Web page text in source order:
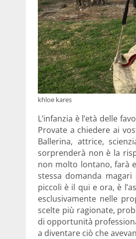
khloe kares
L’infanzia è l’età delle
Provate a chiedere ai
Ballerina, attrice,
sorprenderà non è la
non molto lontano, farà
stessa domanda
piccoli è il qui e ora, è
esclusivamente nelle
scelte più ragionate,
di opportunità
a diventare ciò che